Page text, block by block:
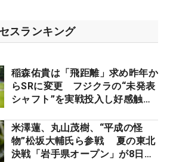
スランキング
稲森佑貴は「飛距離」求め昨年か
らSRに変更 フジクラの“未発表
シャフト”を実戦投入し好感触
ーのヒトネタ！】
米澤蓮、丸山茂樹、“平成の怪
物”松坂大輔氏ら参戦 夏の東北
決戦「岩手県オープン」が8日開